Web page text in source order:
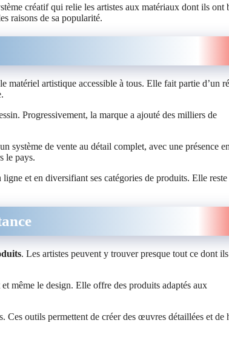
créatif qui relie les artistes aux matériaux dont ils ont
raisons de sa popularité.
matériel artistique accessible à tous. Elle fait partie d’un
Progressivement, la marque a ajouté des milliers de
système de vente au détail complet, avec une présence
le pays.
et en diversifiant ses catégories de produits. Elle
. Les artistes peuvent y trouver presque tout ce dont
même le design. Elle offre des produits adaptés aux
Ces outils permettent de créer des œuvres détaillées et de